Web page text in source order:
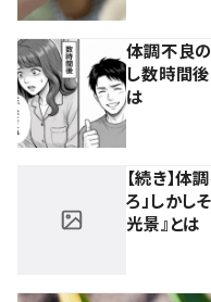
体調不良
し数時間
は
【続き】
ろ」しかし
光景』とは